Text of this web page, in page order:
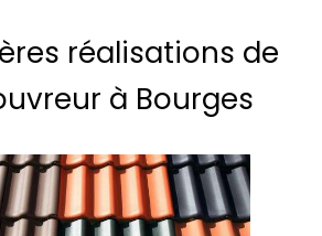
réalisations de
à Bourges